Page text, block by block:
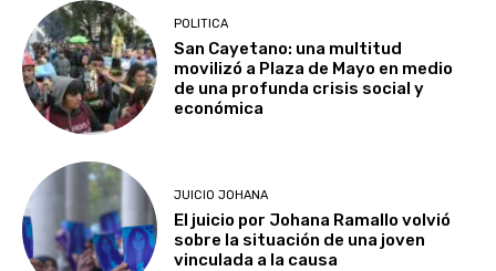
POLITICA
San Cayetano: una multitud
movilizó a Plaza de Mayo en medio
de una profunda crisis social y
económica
JUICIO JOHANA
El juicio por Johana Ramallo volvió
sobre la situación de una joven
vinculada a la causa